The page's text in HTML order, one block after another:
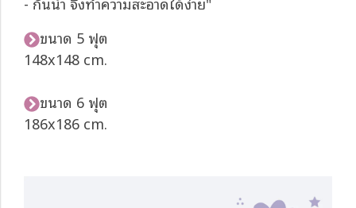
ขนาด 5 ฟุต
148x148 cm.
ขนาด 6 ฟุต
186x186 cm.